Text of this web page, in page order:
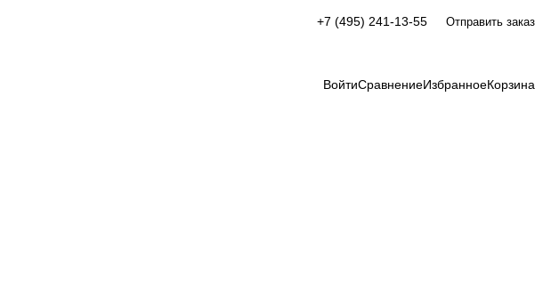
+7 (495) 241-13-55 Отправить заказ
ВойтиСравнениеИзбранноеКорзина